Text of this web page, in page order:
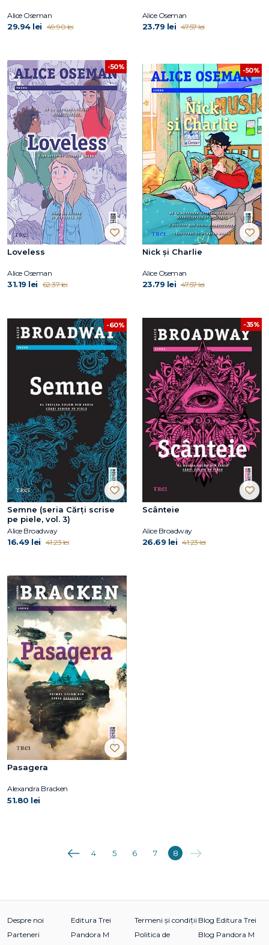
Alice Oseman
29.94 lei 49.90 lei
Alice Oseman
23.79 lei 47.57 lei
-50%
Loveless
Alice Oseman
31.19 lei 62.37 lei
-50%
Nick și Charlie
Alice Oseman
23.79 lei 47.57 lei
-60%
Semne (seria Cărți scrise
pe piele, vol. 3)
Alice Broadway
16.49 lei 41.23 lei
-35%
Scânteie
Alice Broadway
26.69 lei 41.23 lei
Pasagera
Alexandra Bracken
51.80 lei
Anterioara
4 5 6 7 8 Următoarea
Despre noi
Parteneri
Editura Trei
Pandora M
Termeni și condiții
Politica de
Blog Editura Trei
Blog Pandora M